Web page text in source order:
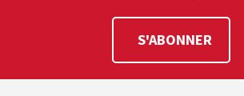
S'ABONNER